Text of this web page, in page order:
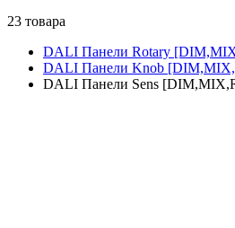
23 товара
DALI Панели Rotary
DALI Панели Knob
DALI Панели Sens